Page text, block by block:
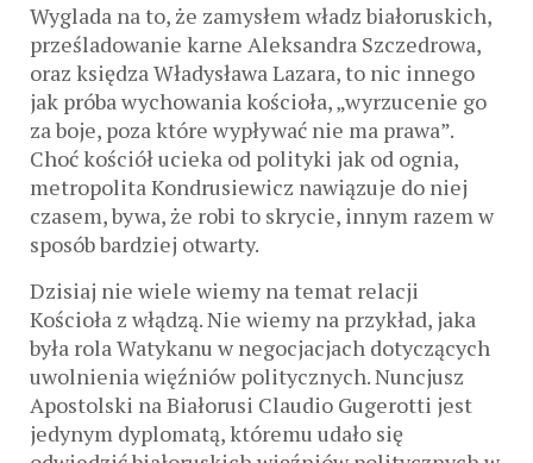
Wyglada na to, że zamysłem władz białoruskich,
prześladowanie karne Aleksandra Szczedrowa,
oraz księdza Władysława Lazara, to nic innego
jak próba wychowania kościoła, „wyrzucenie go
za boje, poza które wypływać nie ma prawa”.
Choć kościół ucieka od polityki jak od ognia,
metropolita Kondrusiewicz nawiązuje do niej
czasem, bywa, że robi to skrycie, innym razem w
sposób bardziej otwarty.
Dzisiaj nie wiele wiemy na temat relacji
Kościoła z włądzą. Nie wiemy na przykład, jaka
była rola Watykanu w negocjacjach dotyczących
uwolnienia więźniów politycznych. Nuncjusz
Apostolski na Białorusi Claudio Gugerotti jest
jedynym dyplomatą, któremu udało się